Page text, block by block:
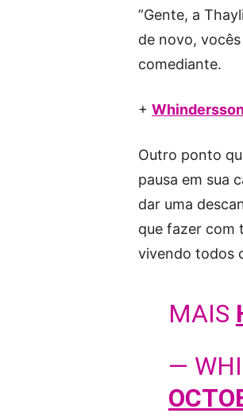
”Gente, a
de novo,
comediante.
+
Outro ponto
pausa em sua
dar uma
que fazer com
vivendo todos
MAIS
—